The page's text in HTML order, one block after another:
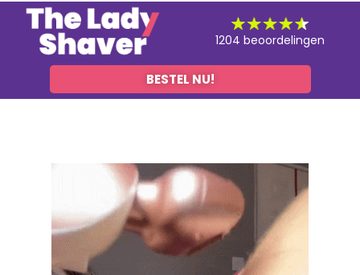
1204 beoordelingen
BESTEL NU!